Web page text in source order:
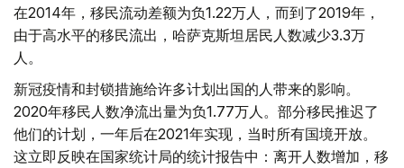
在2014年，移民流动差额为负1.22万人，而到了2019年，
由于高水平的移民流出，哈萨克斯坦居民人数减少3.3万
人。
新冠疫情和封锁措施给许多计划出国的人带来的影响。
2020年移民人数净流出量为负1.77万人。部分移民推迟了
他们的计划，一年后在2021年实现，当时所有国境开放。
这立即反映在国家统计局的统计报告中：离开人数增加，移